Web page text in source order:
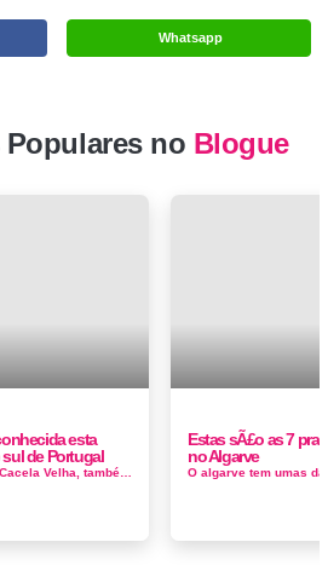
Whatsapp
no Blogue
esta
de Portugal
Estas sÃ£o as 7
no Algarve